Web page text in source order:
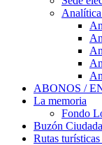
ABONOS /
La memoria
Fondo
Buzón
Rutas